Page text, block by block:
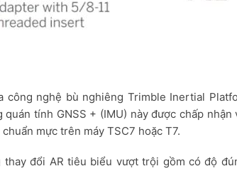
công nghệ bù nghiêng Trimble Inertial
quán tính GNSS + (IMU) này được chấp
mực trên máy TSC7 hoặc T7.
thay đổi AR tiêu biểu vượt trội gồm có độ